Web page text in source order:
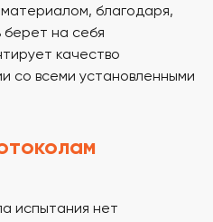
благодаря,
берет на себя
качество
со всеми установленными
испытания нет